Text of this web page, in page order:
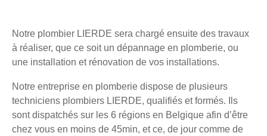
Notre plombier LIERDE sera chargé ensuite des travaux
à réaliser, que ce soit un dépannage en plomberie, ou
une installation et rénovation de vos installations.
Notre entreprise en plomberie dispose de plusieurs
techniciens plombiers LIERDE, qualifiés et formés. Ils
sont dispatchés sur les 6 régions en Belgique afin d’être
chez vous en moins de 45min, et ce, de jour comme de